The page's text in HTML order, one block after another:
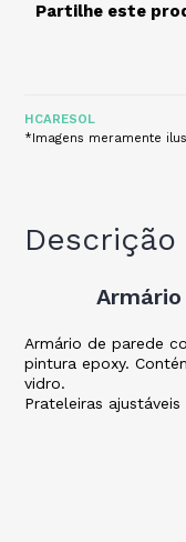
Partilhe este
HCARESOL
*Imagens meramente
Descrição
Armário de parede
pintura epoxy.
vidro.
Prateleiras